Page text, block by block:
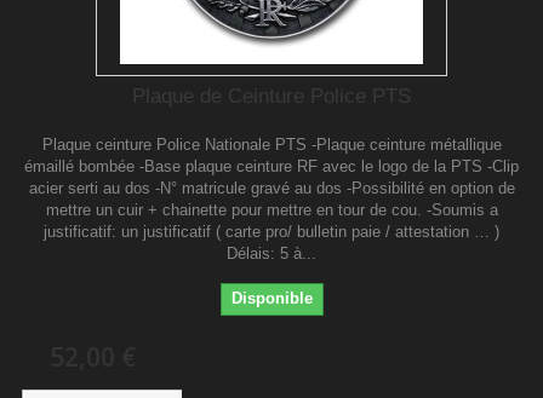
Plaque de Ceinture Police PTS
Plaque ceinture Police Nationale PTS -Plaque ceinture métallique
émaillé bombée -Base plaque ceinture RF avec le logo de la PTS -Clip
acier serti au dos -N° matricule gravé au dos -Possibilité en option de
mettre un cuir + chainette pour mettre en tour de cou. -Soumis a
justificatif: un justificatif ( carte pro/ bulletin paie / attestation … )
Délais: 5 à...
Disponible